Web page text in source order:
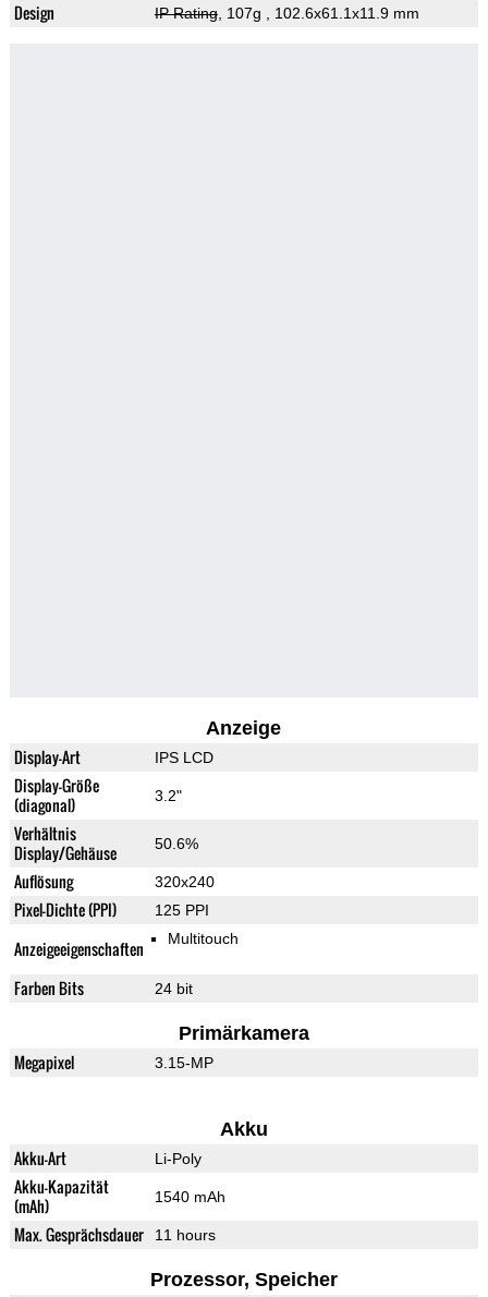
Design IP Rating, 107g , 102.6x61.1x11.9 mm
Anzeige
Display-Art IPS LCD
Display-Größe
(diagonal)
3.2"
Verhältnis
Display/Gehäuse
50.6%
Auflösung 320x240
Pixel-Dichte (PPI) 125 PPI
Anzeigeeigenschaften Multitouch
Farben Bits 24 bit
Primärkamera
Megapixel 3.15-MP
Akku
Akku-Art Li-Poly
Akku-Kapazität
(mAh)
1540 mAh
Max. Gesprächsdauer 11 hours
Prozessor, Speicher